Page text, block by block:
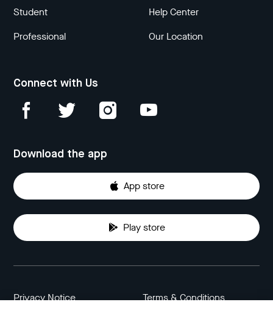
Student
Professional
Help Center
Our Location
Connect with Us
Download the app
App store
Play store
Privacy Notice Terms & Conditions